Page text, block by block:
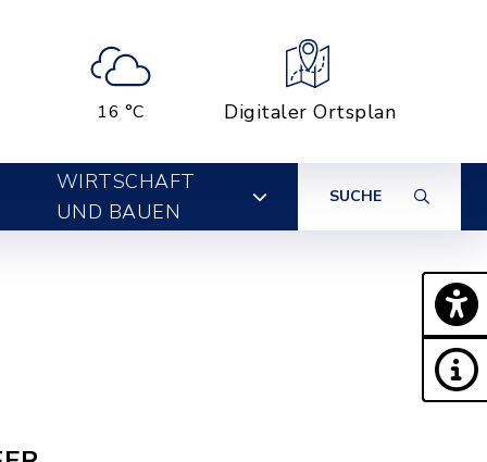
16 °C Digitaler Ortsplan
WIRTSCHAFT
UND BAUEN
SUCHE